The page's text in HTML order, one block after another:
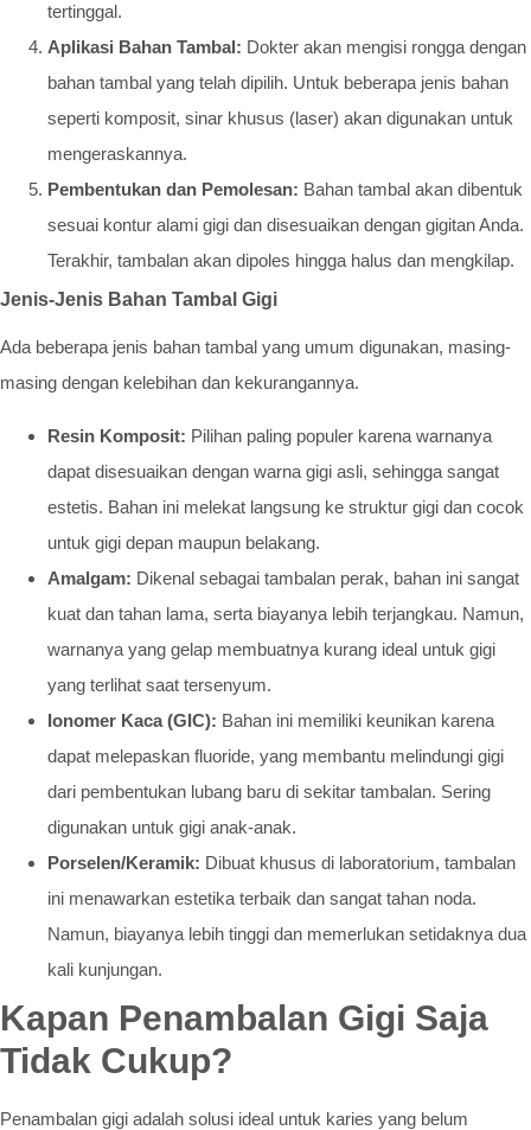
tertinggal.
Aplikasi Bahan Tambal: Dokter akan mengisi rongga dengan
bahan tambal yang telah dipilih. Untuk beberapa jenis bahan
seperti komposit, sinar khusus (laser) akan digunakan untuk
mengeraskannya.
Pembentukan dan Pemolesan: Bahan tambal akan dibentuk
sesuai kontur alami gigi dan disesuaikan dengan gigitan Anda.
Terakhir, tambalan akan dipoles hingga halus dan mengkilap.
Jenis-Jenis Bahan Tambal Gigi
Ada beberapa jenis bahan tambal yang umum digunakan, masing-
masing dengan kelebihan dan kekurangannya.
Resin Komposit: Pilihan paling populer karena warnanya
dapat disesuaikan dengan warna gigi asli, sehingga sangat
estetis. Bahan ini melekat langsung ke struktur gigi dan cocok
untuk gigi depan maupun belakang.
Amalgam: Dikenal sebagai tambalan perak, bahan ini sangat
kuat dan tahan lama, serta biayanya lebih terjangkau. Namun,
warnanya yang gelap membuatnya kurang ideal untuk gigi
yang terlihat saat tersenyum.
Ionomer Kaca (GIC): Bahan ini memiliki keunikan karena
dapat melepaskan fluoride, yang membantu melindungi gigi
dari pembentukan lubang baru di sekitar tambalan. Sering
digunakan untuk gigi anak-anak.
Porselen/Keramik: Dibuat khusus di laboratorium, tambalan
ini menawarkan estetika terbaik dan sangat tahan noda.
Namun, biayanya lebih tinggi dan memerlukan setidaknya dua
kali kunjungan.
Kapan Penambalan Gigi Saja
Tidak Cukup?
Penambalan gigi adalah solusi ideal untuk karies yang belum